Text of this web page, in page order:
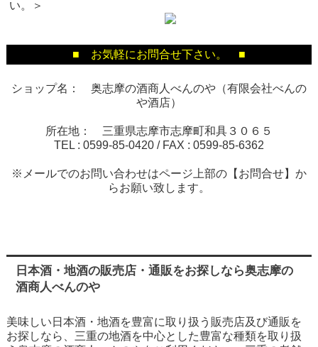
い。＞
■ お気軽にお問合せ下さい。 ■
ショップ名： 奥志摩の酒商人べんのや（有限会社べんの
や酒店）
所在地： 三重県志摩市志摩町和具３０６５
TEL : 0599-85-0420 / FAX : 0599-85-6362
※メールでのお問い合わせはページ上部の【お問合せ】か
らお願い致します。
日本酒・地酒の販売店・通販をお探しなら奥志摩の
酒商人べんのや
美味しい日本酒・地酒を豊富に取り扱う販売店及び通販を
お探しなら、三重の地酒を中心とした豊富な種類を取り扱